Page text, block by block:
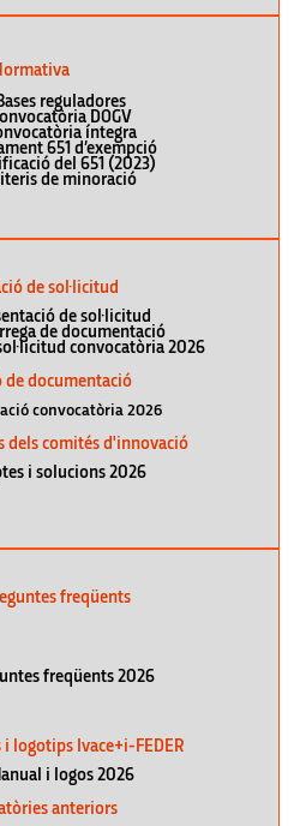
reguladores
DOGV
íntegra
651 d’exempció
del 651 (2023)
de minoració
de sol·licitud
de sol·licitud
de documentació
convocatòria 2026
de documentació
convocatòria 2026
dels comités d'innovació
i solucions 2026
freqüents
freqüents 2026
logotips Ivace+i-FEDER
i logos 2026
anteriors